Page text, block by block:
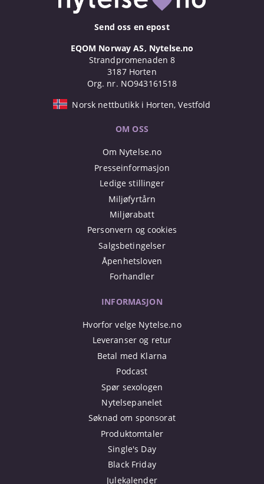
Send oss en epost
EQOM Norway AS, Nytelse.no
Strandpromenaden 8
3187 Horten
Org. nr. NO943161518
Norsk nettbutikk i Horten, Vestfold
OM OSS
Om Nytelse.no
Presseinformasjon
Ledige stillinger
Miljøfyrtårn
Miljørabatt
Personvern og cookies
Salgsbetingelser
Åpenhetsloven
Forhandler
INFORMASJON
Hvorfor velge Nytelse.no
Leveranser og retur
Betal med Klarna
Podcast
Spør sexologen
Nytelsepanelet
Søknad om sponsorat
Produktomtaler
Single's Day
Black Friday
Julekalender